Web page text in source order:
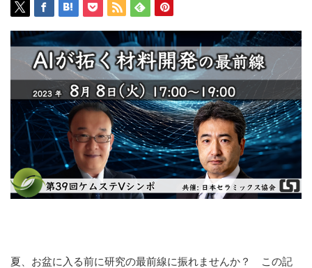
夏、お盆に入る前に研究の最前線に振れませんか？ この記